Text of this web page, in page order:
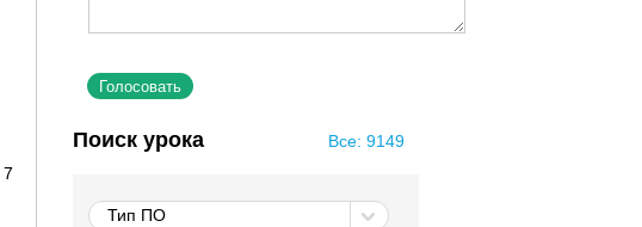
7
Все: 9149
Поиск урока
Тип ПО